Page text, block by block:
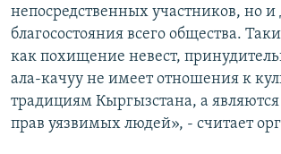
непосредственных участников, но и
благосостояния всего общества.
как похищение невест,
ала-качуу не имеет отношения к
традициям Кыргызстана, а
прав уязвимых людей», - считает